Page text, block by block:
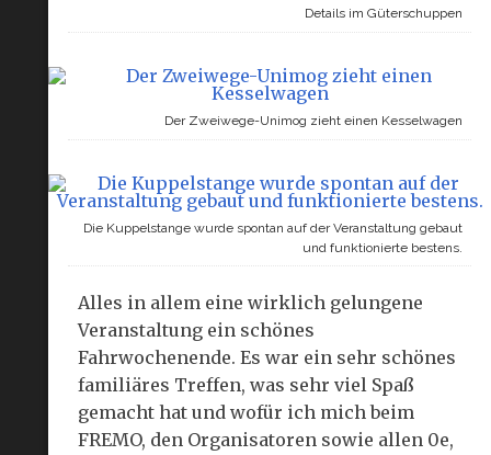
Details im Güterschuppen
Der Zweiwege-Unimog zieht einen Kesselwagen
Die Kuppelstange wurde spontan auf der Veranstaltung gebaut
und funktionierte bestens.
Alles in allem eine wirklich gelungene
Veranstaltung ein schönes
Fahrwochenende. Es war ein sehr schönes
familiäres Treffen, was sehr viel Spaß
gemacht hat und wofür ich mich beim
FREMO, den Organisatoren sowie allen 0e,